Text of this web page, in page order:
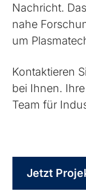
Nachricht.
nahe
um
Kontaktieren
bei Ihnen.
Team für
Jetzt